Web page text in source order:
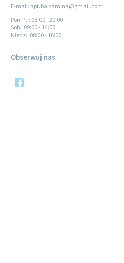
E-mail: apt.balsamina@gmail.com
Pon-Pt.: 08:00 - 20:00
Sob.: 09:00 - 14:00
Niedz.: 08:00 - 16:00
Obserwuj nas